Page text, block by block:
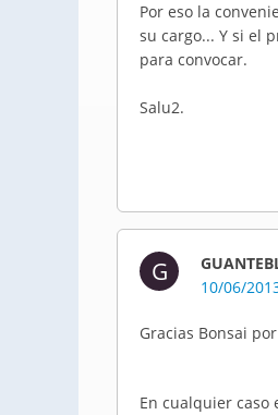
Por eso la
su cargo... Y si el
para convocar.
Salu2.
G
10/06/
Gracias Bonsai
En cualquier caso